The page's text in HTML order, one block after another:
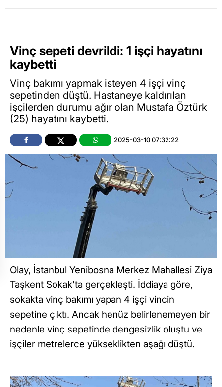
Vinç sepeti devrildi: 1 işçi hayatını
kaybetti
Vinç bakımı yapmak isteyen 4 işçi vinç
sepetinden düştü. Hastaneye kaldırılan
işçilerden durumu ağır olan Mustafa Öztürk
(25) hayatını kaybetti.
2025-03-10 07:32:22
Olay, İstanbul Yenibosna Merkez Mahallesi Ziya
Taşkent Sokak’ta gerçekleşti. İddiaya göre,
sokakta vinç bakımı yapan 4 işçi vincin
sepetine çıktı. Ancak henüz belirlenemeyen bir
nedenle vinç sepetinde dengesizlik oluştu ve
işçiler metrelerce yükseklikten aşağı düştü.